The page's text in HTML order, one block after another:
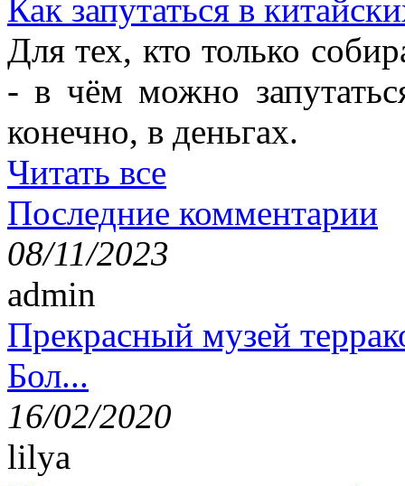
Как запутаться в
Для тех, кто только
- в чём можно
конечно, в деньгах.
Читать все
Последние комментарии
08/11/2023
admin
Прекрасный музей
Бол...
16/02/2020
lilya